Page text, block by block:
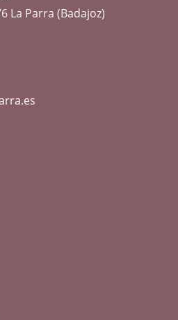
La Parra (Badajoz)